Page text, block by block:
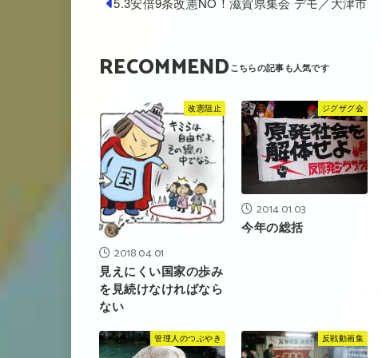
RECOMMEND
改憲阻止
2018.04.01
見えにくい国家の歩み
を見続けなければなら
ない
ジグザグ会
2014.01.03
今年の総括
管理人のつぶやき 反戦動画集